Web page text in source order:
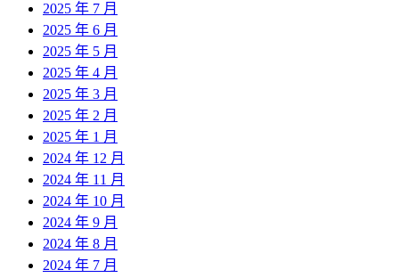
2025 年 7 月
2025 年 6 月
2025 年 5 月
2025 年 4 月
2025 年 3 月
2025 年 2 月
2025 年 1 月
2024 年 12 月
2024 年 11 月
2024 年 10 月
2024 年 9 月
2024 年 8 月
2024 年 7 月